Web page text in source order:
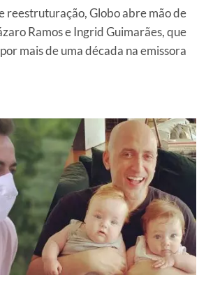
reestruturação, Globo abre mão de
Ramos e Ingrid Guimarães, que
mais de uma década na emissora